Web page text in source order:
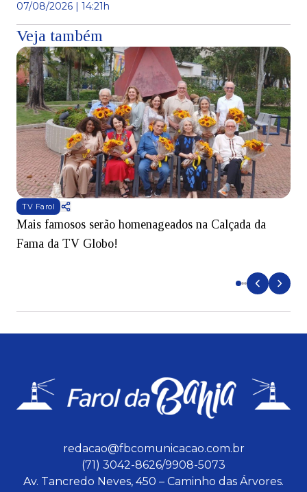
07/08/2026 | 14:21h
Veja também
TV Farol
Mais famosos serão homenageados na Calçada da
Fama da TV Globo!
redacao@fbcomunicacao.com.br
(71) 3042-8626/9908-5073
Av. Tancredo Neves, 450 – Caminho das Árvores.